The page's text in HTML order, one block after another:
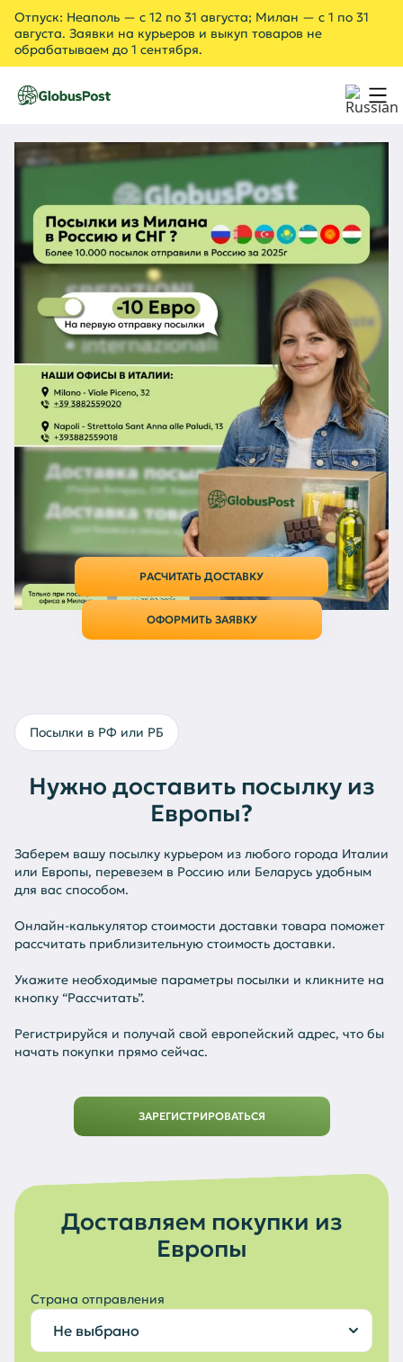
Отпуск: Неаполь — с 12 по 31 августа; Милан — с 1 по 31
августа. Заявки на курьеров и выкуп товаров не
обрабатываем до 1 сентября.
Шоппинг в Европе с доставкой в Россию
Контакты
ВОЙТИ
Отправить посылку из Милана в
Россию и СНГ теперь ещё проще!
В честь открытия нового офиса в Милане, дарим 10€
на первую отправку в нашем офисе. Подробнее по
тел 393882559020 или в нашем офисе Viale Piceno
32, Milano
Более
5000
С 2014
года
На рынке
100 €
Страховка без
предъявления чеков
и фактур
РАСЧИТАТЬ ДОСТАВКУ
ОФОРМИТЬ ЗАЯВКУ
Доставляем покупки из
Европы
Страна отправления
Не выбрано
Посылки в РФ или РБ
Нужно доставить посылку из
Европы?
Заберем вашу посылку курьером из любого города Италии
или Европы, перевезем в Россию или Беларусь удобным
для вас способом.
Онлайн-калькулятор стоимости доставки товара поможет
рассчитать приблизительную стоимость доставки.
Укажите необходимые параметры посылки и кликните на
кнопку “Рассчитать”.
Регистрируйся и получай свой европейский адрес, что бы
начать покупки прямо сейчас.
ЗАРЕГИСТРИРОВАТЬСЯ